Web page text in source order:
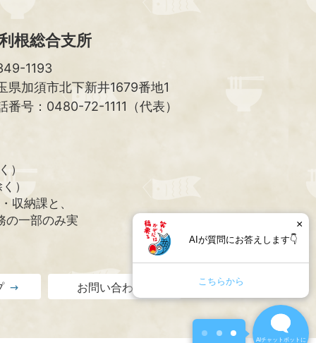
根総合支所
1193
県加須市北下新井1679番地1
番号：0480-72-1111（代表）
）
）
収納課と、
の一部のみ実
お問い合わせ
AIが質問にお答えします👇
こちらから
×
質問にAIが自動で応答します。
AIチャットボットに
1